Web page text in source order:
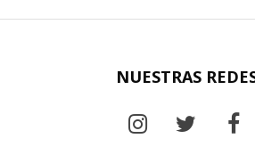
NUESTRAS